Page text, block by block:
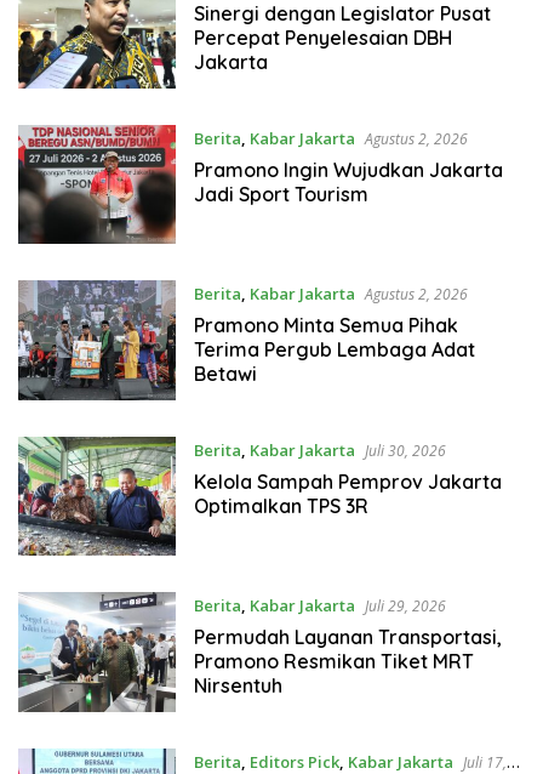
Sinergi dengan Legislator Pusat
Percepat Penyelesaian DBH
Jakarta
Berita, Kabar Jakarta Agustus 2, 2026
Pramono Ingin Wujudkan Jakarta
Jadi Sport Tourism
Berita, Kabar Jakarta Agustus 2, 2026
Pramono Minta Semua Pihak
Terima Pergub Lembaga Adat
Betawi
Berita, Kabar Jakarta Juli 30, 2026
Kelola Sampah Pemprov Jakarta
Optimalkan TPS 3R
Berita, Kabar Jakarta Juli 29, 2026
Permudah Layanan Transportasi,
Pramono Resmikan Tiket MRT
Nirsentuh
Berita, Editors Pick, Kabar Jakarta Juli 17,